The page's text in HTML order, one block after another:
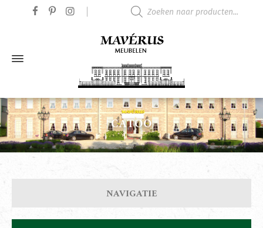
CATOO
NAVIGATIE